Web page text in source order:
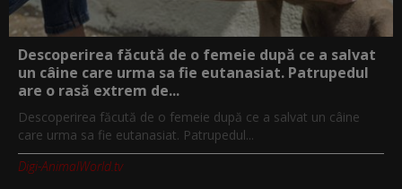
Descoperirea făcută de o femeie după ce a salvat
un câine care urma sa fie eutanasiat. Patrupedul
are o rasă extrem de...
Descoperirea făcută de o femeie după ce a salvat un câine
care urma sa fie eutanasiat. Patrupedul...
Digi-AnimalWorld.tv